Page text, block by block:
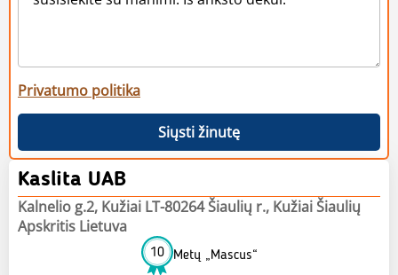
Privatumo politika
Siųsti žinutę
Kaslita UAB
Kalnelio g.2, Kužiai LT-80264 Šiaulių r., Kužiai Šiaulių
Apskritis Lietuva
10 Metų „Mascus“